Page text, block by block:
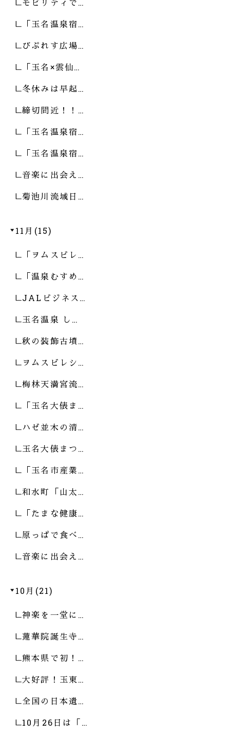
モビリティで…
「玉名温泉宿…
びぷれす広場…
「玉名×雲仙…
冬休みは早起…
締切間近！！…
「玉名温泉宿…
「玉名温泉宿…
音楽に出会え…
菊池川流域日…
11月(15)
「ヲムスビレ…
「温泉むすめ…
JALビジネス…
玉名温泉 し…
秋の装飾古墳…
ヲムスビレシ…
梅林天満宮流…
「玉名大俵ま…
ハゼ並木の清…
玉名大俵まつ…
「玉名市産業…
和水町「山太…
「たまな健康…
原っぱで食べ…
音楽に出会え…
10月(21)
神楽を一堂に…
蓮華院誕生寺…
熊本県で初！…
大好評！玉東…
全国の日本遺…
10月26日は「…